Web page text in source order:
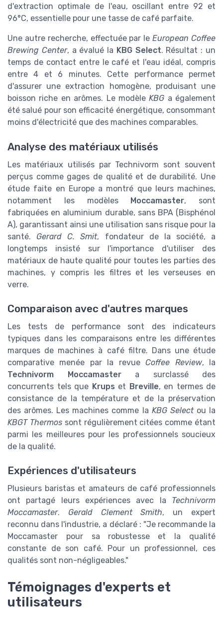
d'extraction optimale de l'eau, oscillant entre 92 et
96°C, essentielle pour une tasse de café parfaite.
Une autre recherche, effectuée par leEuropean Coffee
Brewing Center, a évalué la KBG Select. Résultat : un
temps de contact entre le café et l'eau idéal, compris
entre 4 et 6 minutes. Cette performance permet
d'assurer une extraction homogène, produisant une
boisson riche en arômes. Le modèleKBG a également
été salué pour son efficacité énergétique, consommant
moins d'électricité que des machines comparables.
Analyse des matériaux utilisés
Les matériaux utilisés par Technivorm sont souvent
perçus comme gages de qualité et de durabilité. Une
étude faite en Europe a montré que leurs machines,
notamment les modèles Moccamaster, sont
fabriquées en aluminium durable, sans BPA (Bisphénol
A), garantissant ainsi une utilisation sans risque pour la
santé. Gerard C. Smit, fondateur de la société, a
longtemps insisté sur l'importance d'utiliser des
matériaux de haute qualité pour toutes les parties des
machines, y compris les filtres et les verseuses en
verre.
Comparaison avec d'autres marques
Les tests de performance sont des indicateurs
typiques dans les comparaisons entre les différentes
marques de machines à café filtre. Dans une étude
comparative menée par la revueCoffee Review, la
Technivorm Moccamastera surclassé des
concurrents tels que Krups et Breville, en termes de
consistance de la température et de la préservation
des arômes. Les machines comme la KBG Selectou la
KBGT Thermossont régulièrement citées comme étant
parmi les meilleures pour les professionnels soucieux
de la qualité.
Expériences d'utilisateurs
Plusieurs baristas et amateurs de café professionnels
ont partagé leurs expériences avec la Technivorm
Moccamaster. Gerald Clement Smith, un expert
reconnu dans l'industrie, a déclaré : "Je recommande la
Moccamaster pour sa robustesse et la qualité
constante de son café. Pour un professionnel, ces
qualités sont non-négligeables."
Témoignages d'experts et
utilisateurs